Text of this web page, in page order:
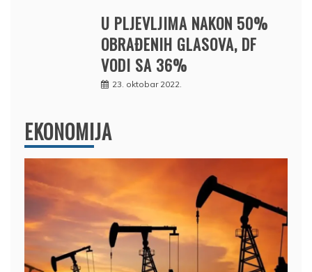
U PLJEVLJIMA NAKON 50%
OBRAĐENIH GLASOVA, DF
VODI SA 36%
23. oktobar 2022.
EKONOMIJA